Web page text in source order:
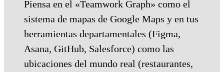
Piensa en el «Teamwork Graph» como el
sistema de mapas de Google Maps y en tus
herramientas departamentales (Figma,
Asana, GitHub, Salesforce) como las
ubicaciones del mundo real (restaurantes,